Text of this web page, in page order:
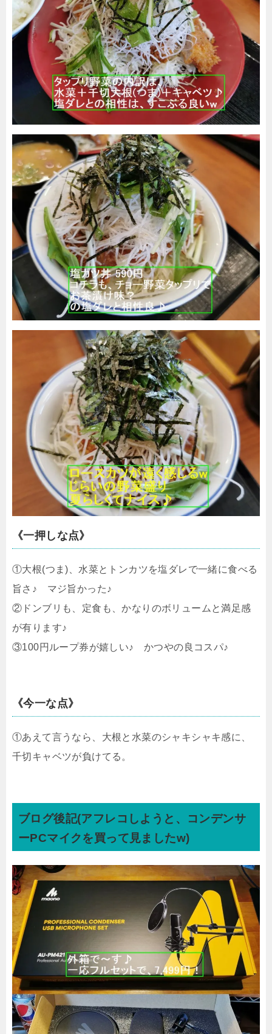
《一押しな点》
①大根(つま)、水菜とトンカツを塩ダレで一緒に食べる
旨さ♪ マジ旨かった♪
②ドンブリも、定食も、かなりのボリュームと満足感
が有ります♪
③100円ループ券が嬉しい♪ かつやの良コスパ♪
《今一な点》
①あえて言うなら、大根と水菜のシャキシャキ感に、
千切キャベツが負けてる。
ブログ後記(アフレコしようと、コンデンサ
ーPCマイクを買って見ましたw)